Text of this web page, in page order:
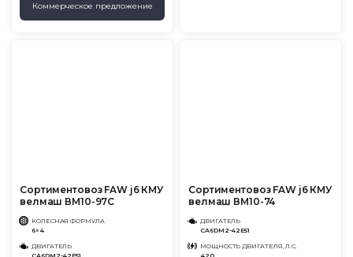
Коммерческое предложение
Сортиментовоз FAW j6 КМУ
велмаш ВМ10-97С
КОЛЕСНАЯ ФОРМУЛА
6×4
ДВИГАТЕЛЬ
Сортиментовоз FAW j6 КМУ
велмаш ВМ10-74
ДВИГАТЕЛЬ
CA6DM2-42E51
МОЩНОСТЬ ДВИГАТЕЛЯ, Л.С.